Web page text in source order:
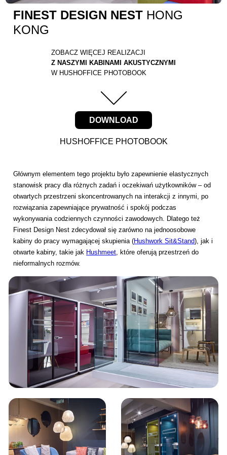
FINEST DESIGN NEST HONG
KONG
ZOBACZ WIĘCEJ REALIZACJI
Z NASZYMI KABINAMI AKUSTYCZNYMI
W HUSHOFFICE PHOTOBOOK
DOWNLOAD
HUSHOFFICE PHOTOBOOK
Głównym elementem tego projektu było zapewnienie elastycznych
stanowisk pracy dla różnych zadań i oczekiwań użytkowników – od
otwartych przestrzeni skoncentrowanych na interakcji z innymi, po
rozwiązania zapewniające prywatność i spokój podczas
wykonywania codziennych czynności zawodowych. Dlatego też
Finest Design Nest zdecydował się zarówno na jednoosobowe
kabiny do pracy wymagającej skupienia (Hushwork Sit&Stand), jak i
otwarte kabiny, takie jak Hushmeet, które oferują przestrzeń do
nieformalnych rozmów.